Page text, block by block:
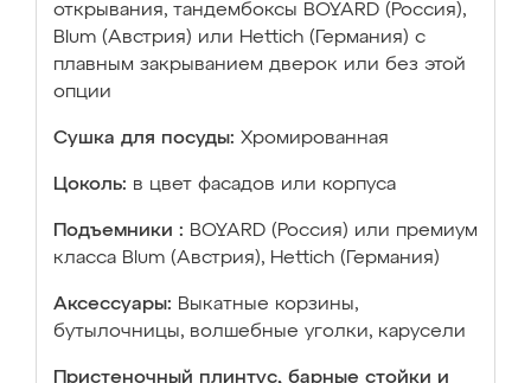
открывания, тандембоксы BOYARD (Россия),
Blum (Австрия) или Hettich (Германия) с
плавным закрыванием дверок или без этой
опции
Сушка для посуды: Хромированная
Цоколь: в цвет фасадов или корпуса
Подъемники : BOYARD (Россия) или премиум
класса Blum (Австрия), Hettich (Германия)
Аксессуары: Выкатные корзины,
бутылочницы, волшебные уголки, карусели
Пристеночный плинтус, барные стойки и